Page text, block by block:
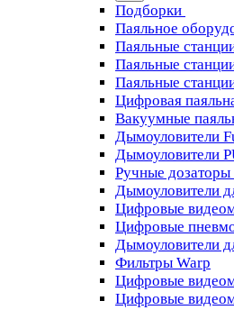
Подборки
Паяльное
Паяльные
Паяльные
Паяльные
Цифровая
Вакуумные
Дымоуловители
Дымоуловители
Ручные
Дымоуловители
Цифровые
Цифровые
Дымоуловители
Фильтры Warp
Цифровые
Цифровые